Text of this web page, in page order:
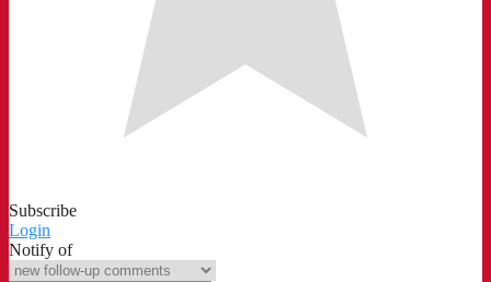
Subscribe
Login
Notify of